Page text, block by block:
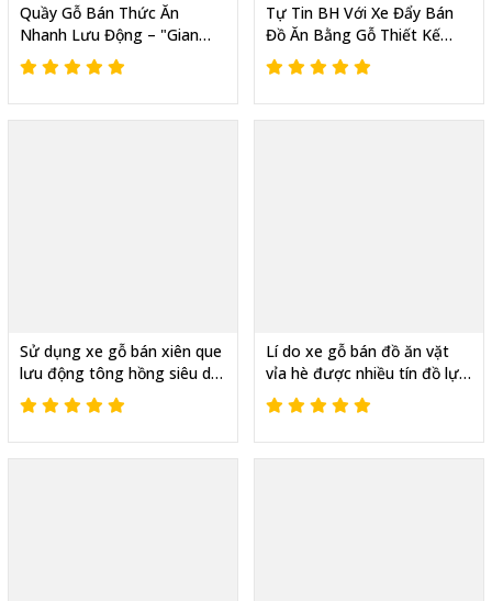
Quầy Gỗ Bán Thức Ăn
Nhanh Lưu Động – "Gian
Bếp Mini" Hốt Bạc Mỗi Ngày
Tự Tin BH Với Xe Đẩy Bán
Đồ Ăn Bằng Gỗ Thiết Kế
Vintage, Thu Hút Khách
Sử dụng xe gỗ bán xiên que
lưu động tông hồng siêu dẽ
thương
Lí do xe gỗ bán đồ ăn vặt
vỉa hè được nhiều tín đồ lựa
chọn